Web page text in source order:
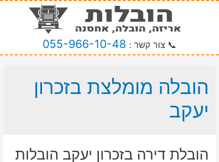
📞 צור קשר : 055-966-10-48
הובלה מומלצת בזכרון
יעקב
הובלת דירה בזכרון יעקב הובלות